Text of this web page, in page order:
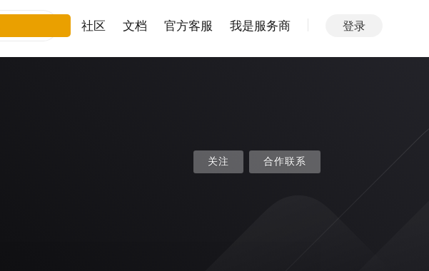
社区 文档 官方客服 我是服务商 登录
关注 合作联系